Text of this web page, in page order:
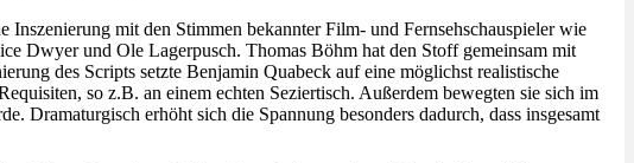
mit den Stimmen bekannter Film- und Fernsehschauspieler wie
Dwyer und Ole Lagerpusch. Thomas Böhm hat den Stoff gemeinsam mit
des Scripts setzte Benjamin Quabeck auf eine möglichst realistische
so z.B. an einem echten Seziertisch. Außerdem bewegten sie sich im
Dramaturgisch erhöht sich die Spannung besonders dadurch, dass insgesamt